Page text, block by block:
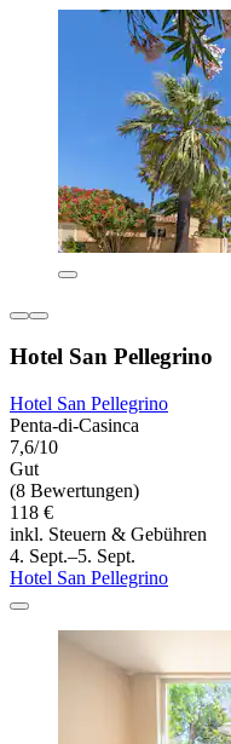
Hotel San Pellegrino
Hotel San Pellegrino
Penta-di-Casinca
7,6/10
Gut
(8 Bewertungen)
118 €
inkl. Steuern & Gebühren
4. Sept.–5. Sept.
Hotel San Pellegrino